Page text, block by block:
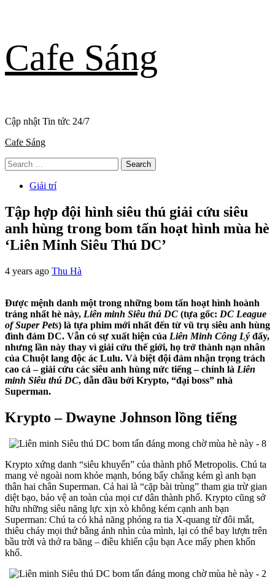
to
content
Cafe Sáng
Cập nhật Tin tức 24/7
Primary
Cafe Sáng
Search
for:
Giải trí
Tập hợp đội hình siêu thú giải cứu siêu
anh hùng trong bom tấn hoạt hình mùa hè
‘Liên Minh Siêu Thú DC’
4 years ago Thu Hà
Được mệnh danh một trong những bom tấn hoạt hình hoành
tráng nhất hè này, Liên minh Siêu thú DC (tựa gốc: DC League
of Super Pets) là tựa phim mới nhất đến từ vũ trụ siêu anh hùng
đình đám DC. Vẫn có sự xuất hiện của Liên Minh Công Lý đấy,
nhưng lần này thay vì giải cứu thế giới, họ trở thành nạn nhân
của Chuột lang độc ác Lulu. Và biệt đội đảm nhận trọng trách
cao cả – giải cứu các siêu anh hùng nức tiếng – chính là Liên
minh Siêu thú DC, dẫn đầu bởi Krypto, “đại boss” nhà
Superman.
Krypto – Dwayne Johnson lồng tiếng
Krypto xứng danh “siêu khuyển” của thành phố Metropolis. Chú ta
mang vẻ ngoài nom khỏe mạnh, bóng bẩy chẳng kém gì anh bạn
thân hai chân Superman. Cả hai là “cặp bài trùng” tham gia trừ gian
diệt bạo, bảo vệ an toàn của mọi cư dân thành phố. Krypto cũng sở
hữu những siêu năng lực xịn xò không kém cạnh anh bạn
Superman: Chú ta có khả năng phóng ra tia X-quang từ đôi mắt,
thiêu cháy mọi thứ bằng ánh nhìn của mình, lại có thể bay lượn trên
bầu trời và thở ra băng – điều khiến cậu bạn Ace mấy phen khốn
khổ.